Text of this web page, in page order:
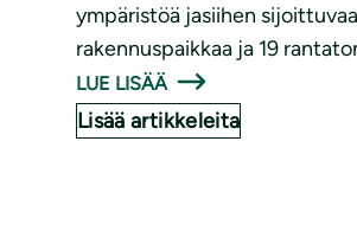
ympäristöä jasiihen
rakennuspaikkaa ja 19
LUE LISÄÄ
Lisää artikkeleita